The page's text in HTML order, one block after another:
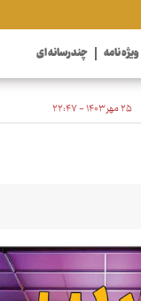
ویژه نامه چندرسانه ای
۲۵ مهر ۱۴۰۳ - ۲۲:۴۷